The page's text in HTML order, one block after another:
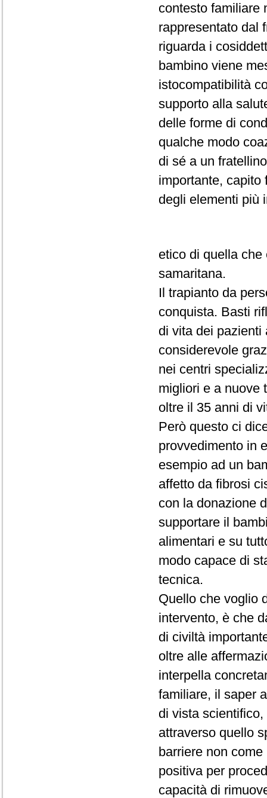
contesto familiare
rappresentato dal
riguarda i
bambino viene
istocompatibilità
supporto alla
delle forme di
qualche modo
di sé a un
importante, capito
degli elementi più
etico di quella
samaritana.
Il trapianto da
conquista. Basti
di vita dei pazienti
considerevole
nei centri
migliori e a nuove
oltre il 35 anni di
Però questo ci
provvedimento in
esempio ad un
affetto da fibrosi
con la donazione
supportare il
alimentari e su
modo capace di
tecnica.
Quello che voglio
intervento, è che
di civiltà
oltre alle
interpella
familiare, il saper
di vista
attraverso quello
barriere non
positiva per
capacità di